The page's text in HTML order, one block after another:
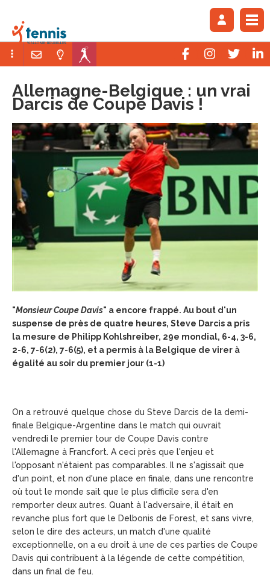
Allemagne-Belgique : un vrai
Darcis de Coupe Davis !
"Monsieur Coupe Davis" a encore frappé. Au bout d'un
suspense de près de quatre heures, Steve Darcis a pris
la mesure de Philipp Kohlshreiber, 29e mondial, 6-4, 3-6,
2-6, 7-6(2), 7-6(5), et a permis à la Belgique de virer à
égalité au soir du premier jour (1-1)
On a retrouvé quelque chose du Steve Darcis de la demi-
finale Belgique-Argentine dans le match qui ouvrait
vendredi le premier tour de Coupe Davis contre
l'Allemagne à Francfort. A ceci près que l'enjeu et
l'opposant n'étaient pas comparables. Il ne s'agissait que
d'un point, et non d'une place en finale, dans une rencontre
où tout le monde sait que le plus difficile sera d'en
remporter deux autres. Quant à l'adversaire, il était en
revanche plus fort que le Delbonis de Forest, et sans vivre,
selon le dire des acteurs, un match d'une qualité
exceptionnelle, on a eu droit à une de ces parties de Coupe
Davis qui contribuent à la légende de cette compétition,
dans un final de feu.